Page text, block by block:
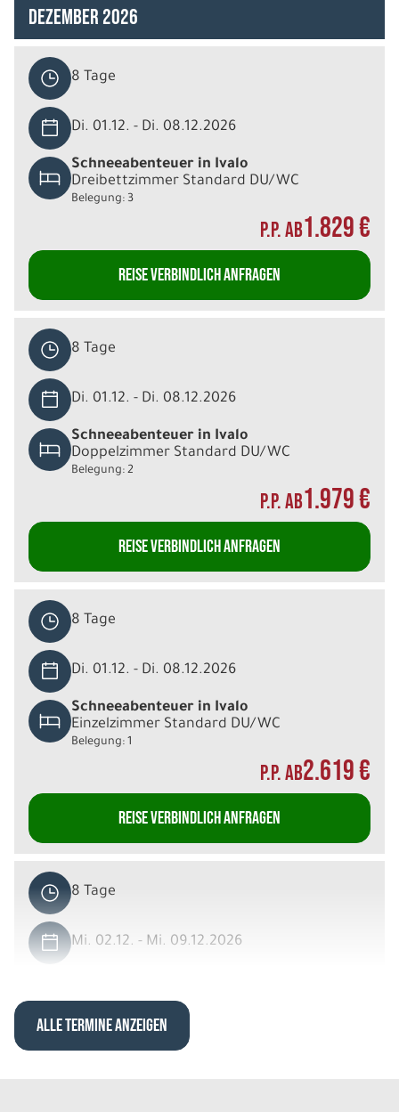
Dezember 2026
8 Tage
Di. 01.12. - Di. 08.12.2026
Schneeabenteuer in Ivalo
Dreibettzimmer Standard DU/WC
Belegung: 3
P.P. AB1.829 €
REISE VERBINDLICH ANFRAGEN
8 Tage
Di. 01.12. - Di. 08.12.2026
Schneeabenteuer in Ivalo
Doppelzimmer Standard DU/WC
Belegung: 2
P.P. AB1.979 €
REISE VERBINDLICH ANFRAGEN
8 Tage
Di. 01.12. - Di. 08.12.2026
Schneeabenteuer in Ivalo
Einzelzimmer Standard DU/WC
Belegung: 1
P.P. AB2.619 €
REISE VERBINDLICH ANFRAGEN
8 Tage
Mi. 02.12. - Mi. 09.12.2026
ALLE TERMINE ANZEIGEN